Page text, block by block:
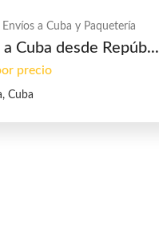
Envíos a Cuba y Paquetería
a Cuba desde Repúb...
precio
Cuba